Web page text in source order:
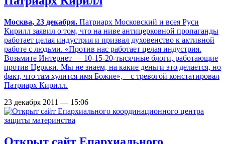
Москва, 23 декабря. Патриарх Московский и всея Руси
Кирилл заявил о том, что на ниве антицерковной пропаганды
работает целая индустрия и призвал духовенство к активной
работе с людьми. «Против нас работает целая индустрия.
Возьмите Интернет — 10-15-20-тысячные блоги, работающие
против Церкви. Мы не знаем, на какие деньги это делается, но
факт, что там хулится имя Божие», – с тревогой констатировал
Патриарх Кирилл.
23 декабря 2011 — 15:06